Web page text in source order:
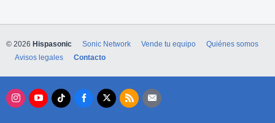
© 2026 Hispasonic Sonic Network Vende tu equipo
Quiénes somos
Avisos legales
Contacto